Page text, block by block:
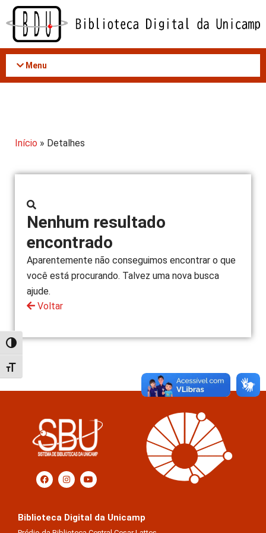
Acessar
conteúdo
Alternar alto contraste
Alternar tamanho da fonte
Menu
Início » Detalhes
Nenhum resultado
encontrado
Aparentemente não conseguimos encontrar o que
você está procurando. Talvez uma nova busca
ajude.
Voltar
Biblioteca Digital da Unicamp